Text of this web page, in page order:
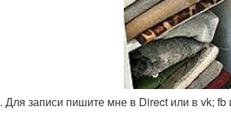
. Для записи пишите мне в Direct или в vk;